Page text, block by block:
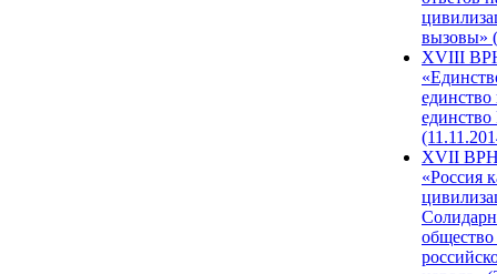
вызовы»
XVIII
единство
единство
XVII
«Россия